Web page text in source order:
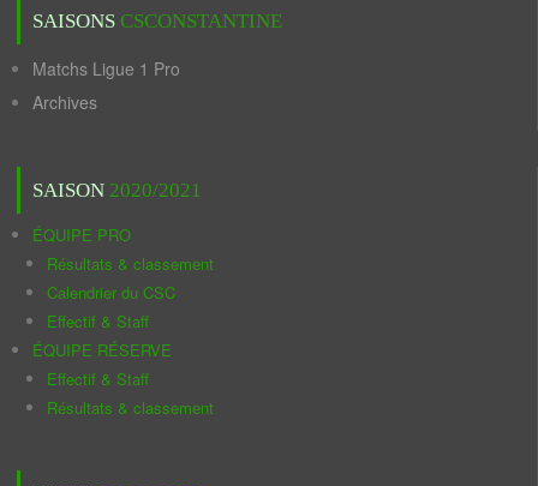
SAISONS CSCONSTANTINE
Matchs Ligue 1 Pro
Archives
SAISON 2020/2021
ÉQUIPE PRO
Résultats & classement
Calendrier du CSC
Effectif & Staff
ÉQUIPE RÉSERVE
Effectif & Staff
Résultats & classement